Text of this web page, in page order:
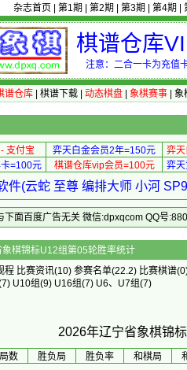
杂志首页 第1期 第2期 第3期 第4期
棋谱仓库
注意：二合一卡为充值
谱仓库| 棋谱下载| 动态棋盘| 象棋赛事| 象
支付宝 弈天白金会员2年=150元
弈
=100元
棋谱仓库vip会员=100元 弈
件(云蛇 至尊 编排大师 小河
下面百度广告无关 微信:dpxqcom QQ号
年辽宁省象棋锦
程 比赛资讯(10) 参赛名单(22.2) 比赛棋谱
U10组(9) U16组(7) U6、U7组(7)
2026年辽宁省象棋锦
数 胜负局 胜负率 和棋局